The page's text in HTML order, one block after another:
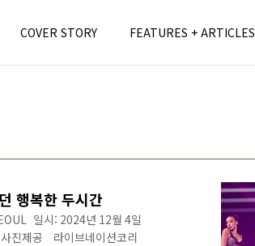
COVER STORY FEATURES + ARTICLES
행복한 두시간
일시: 2024년 12월 4일
진제공 라이브네이션코리